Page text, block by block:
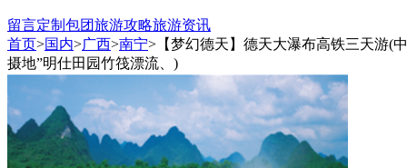
留言定制包团旅游攻略旅游资讯
首页>国内>广西>南宁>【梦幻德天】德天大瀑布高铁三天游(
摄地”明仕田园竹筏漂流、)